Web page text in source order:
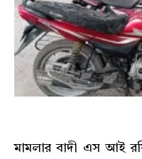
মামলার বাদী এস আই